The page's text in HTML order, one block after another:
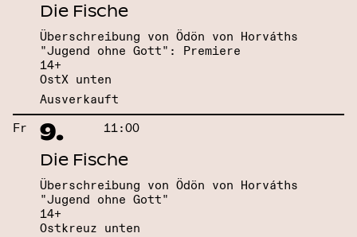
Die Fische
Überschreibung von Ödön von Horváths
"Jugend ohne Gott": Premiere
14+
OstX unten
Ausverkauft
Fr
9. 11:00
Die Fische
Überschreibung von Ödön von Horváths
"Jugend ohne Gott"
14+
Ostkreuz unten